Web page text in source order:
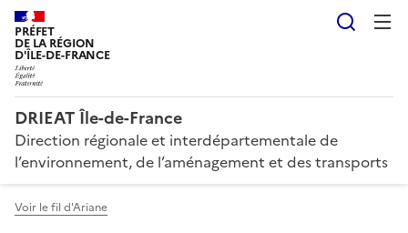
PRÉFET
DE LA RÉGION
D'ÎLE-DE-FRANCE
DRIEAT Île-de-France
Direction régionale et interdépartementale de
l’environnement, de l’aménagement et des transports
Voir le fil d'Ariane